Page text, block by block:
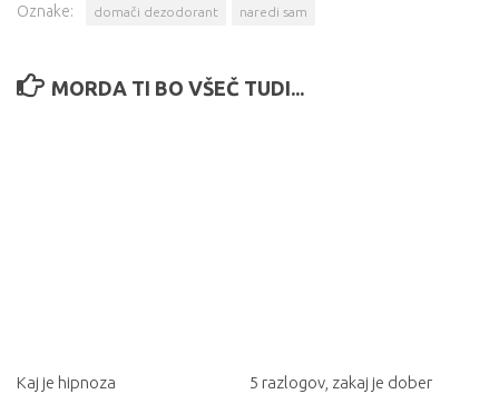
Oznake: domači dezodorant naredi sam
MORDA TI BO VŠEČ TUDI...
Kaj je hipnoza
5 razlogov, zakaj je dober